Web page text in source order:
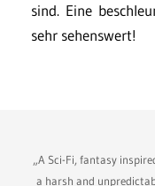
sind. Eine
sehr sehenswert!
„A Sci-Fi, fantasy
a harsh and